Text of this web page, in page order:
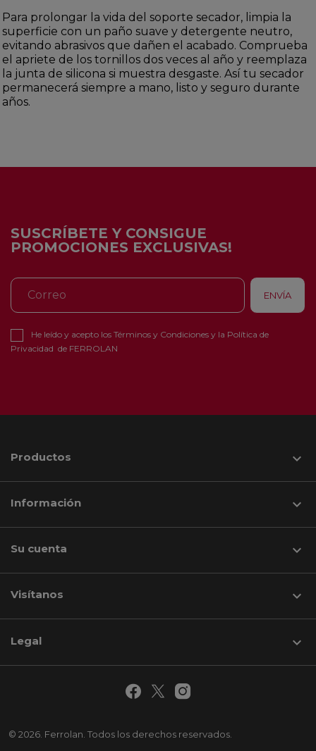
Para prolongar la vida del soporte secador, limpia la
superficie con un paño suave y detergente neutro,
evitando abrasivos que dañen el acabado. Comprueba
el apriete de los tornillos dos veces al año y reemplaza
la junta de silicona si muestra desgaste. Así tu secador
permanecerá siempre a mano, listo y seguro durante
años.
SUSCRÍBETE Y CONSIGUE
PROMOCIONES EXCLUSIVAS!
He leído y acepto los Términos y Condiciones y la Política de
Privacidad de FERROLAN
Productos 
Información 
Su cuenta 
Visítanos keyboard_arrow_down
© 2026. Ferrolan. Todos los derechos reservados.
Legal 